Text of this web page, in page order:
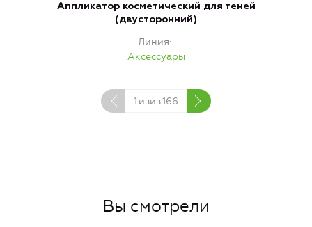
Аппликатор косметический для теней
(двусторонний)
Линия
Аксессуары
1 изиз166
Вы смотрели